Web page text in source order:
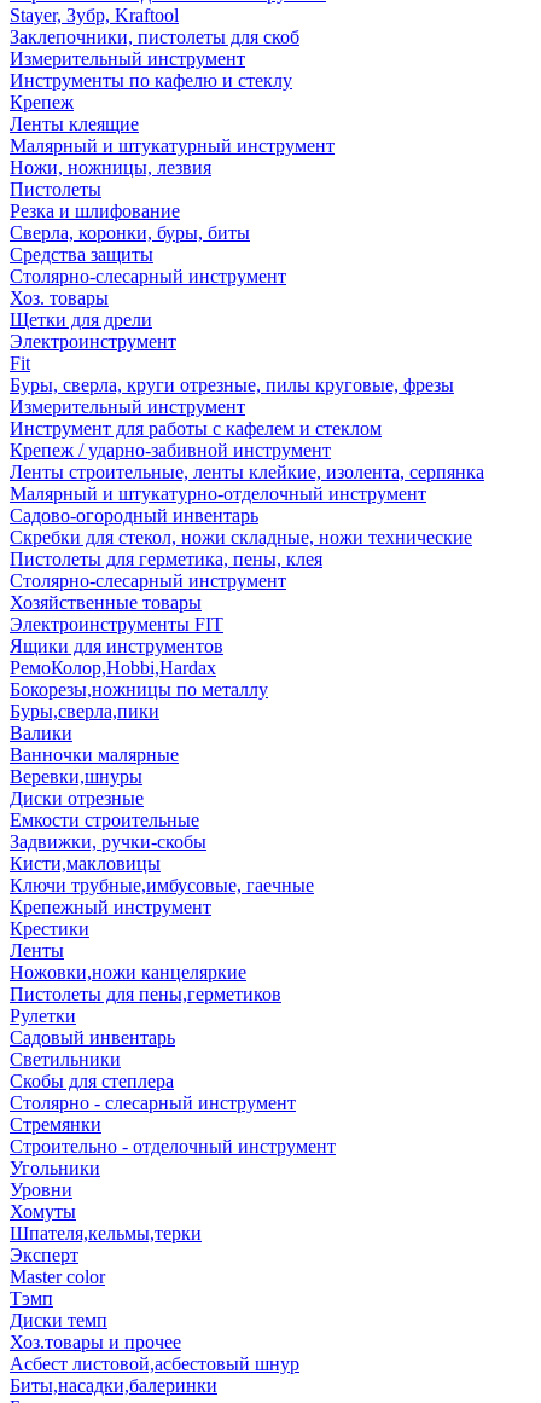
Stayer, Зубр, Kraftool
Заклепочники, пистолеты для скоб
Измерительный инструмент
Инструменты по кафелю и стеклу
Крепеж
Ленты клеящие
Малярный и штукатурный инструмент
Ножи, ножницы, лезвия
Пистолеты
Резка и шлифование
Сверла, коронки, буры, биты
Средства защиты
Столярно-слесарный инструмент
Хоз. товары
Щетки для дрели
Электроинструмент
Fit
Буры, сверла, круги отрезные, пилы круговые, фрезы
Измерительный инструмент
Инструмент для работы с кафелем и стеклом
Крепеж / ударно-забивной инструмент
Ленты строительные, ленты клейкие, изолента, серпянка
Малярный и штукатурно-отделочный инструмент
Садово-огородный инвентарь
Скребки для стекол, ножи складные, ножи технические
Пистолеты для герметика, пены, клея
Столярно-слесарный инструмент
Хозяйственные товары
Электроинструменты FIT
Ящики для инструментов
РемоКолор,Hobbi,Hardax
Бокорезы,ножницы по металлу
Буры,сверла,пики
Валики
Ванночки малярные
Веревки,шнуры
Диски отрезные
Емкости строительные
Задвижки, ручки-скобы
Кисти,макловицы
Ключи трубные,имбусовые, гаечные
Крепежный инструмент
Крестики
Ленты
Ножовки,ножи канцеляркие
Пистолеты для пены,герметиков
Рулетки
Садовый инвентарь
Светильники
Скобы для степлера
Столярно - слесарный инструмент
Стремянки
Строительно - отделочный инструмент
Угольники
Уровни
Хомуты
Шпателя,кельмы,терки
Эксперт
Master color
Тэмп
Диски темп
Хоз.товары и прочее
Асбест листовой,асбестовый шнур
Биты,насадки,балеринки